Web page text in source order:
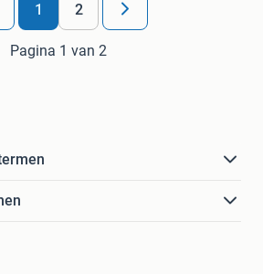
1 2
Pagina 1 van 2